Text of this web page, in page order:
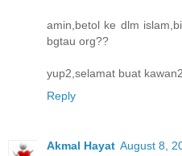
amin,betol ke dlm
bgtau org??
yup2,selamat buat
Reply
Akmal Hayat August 8,